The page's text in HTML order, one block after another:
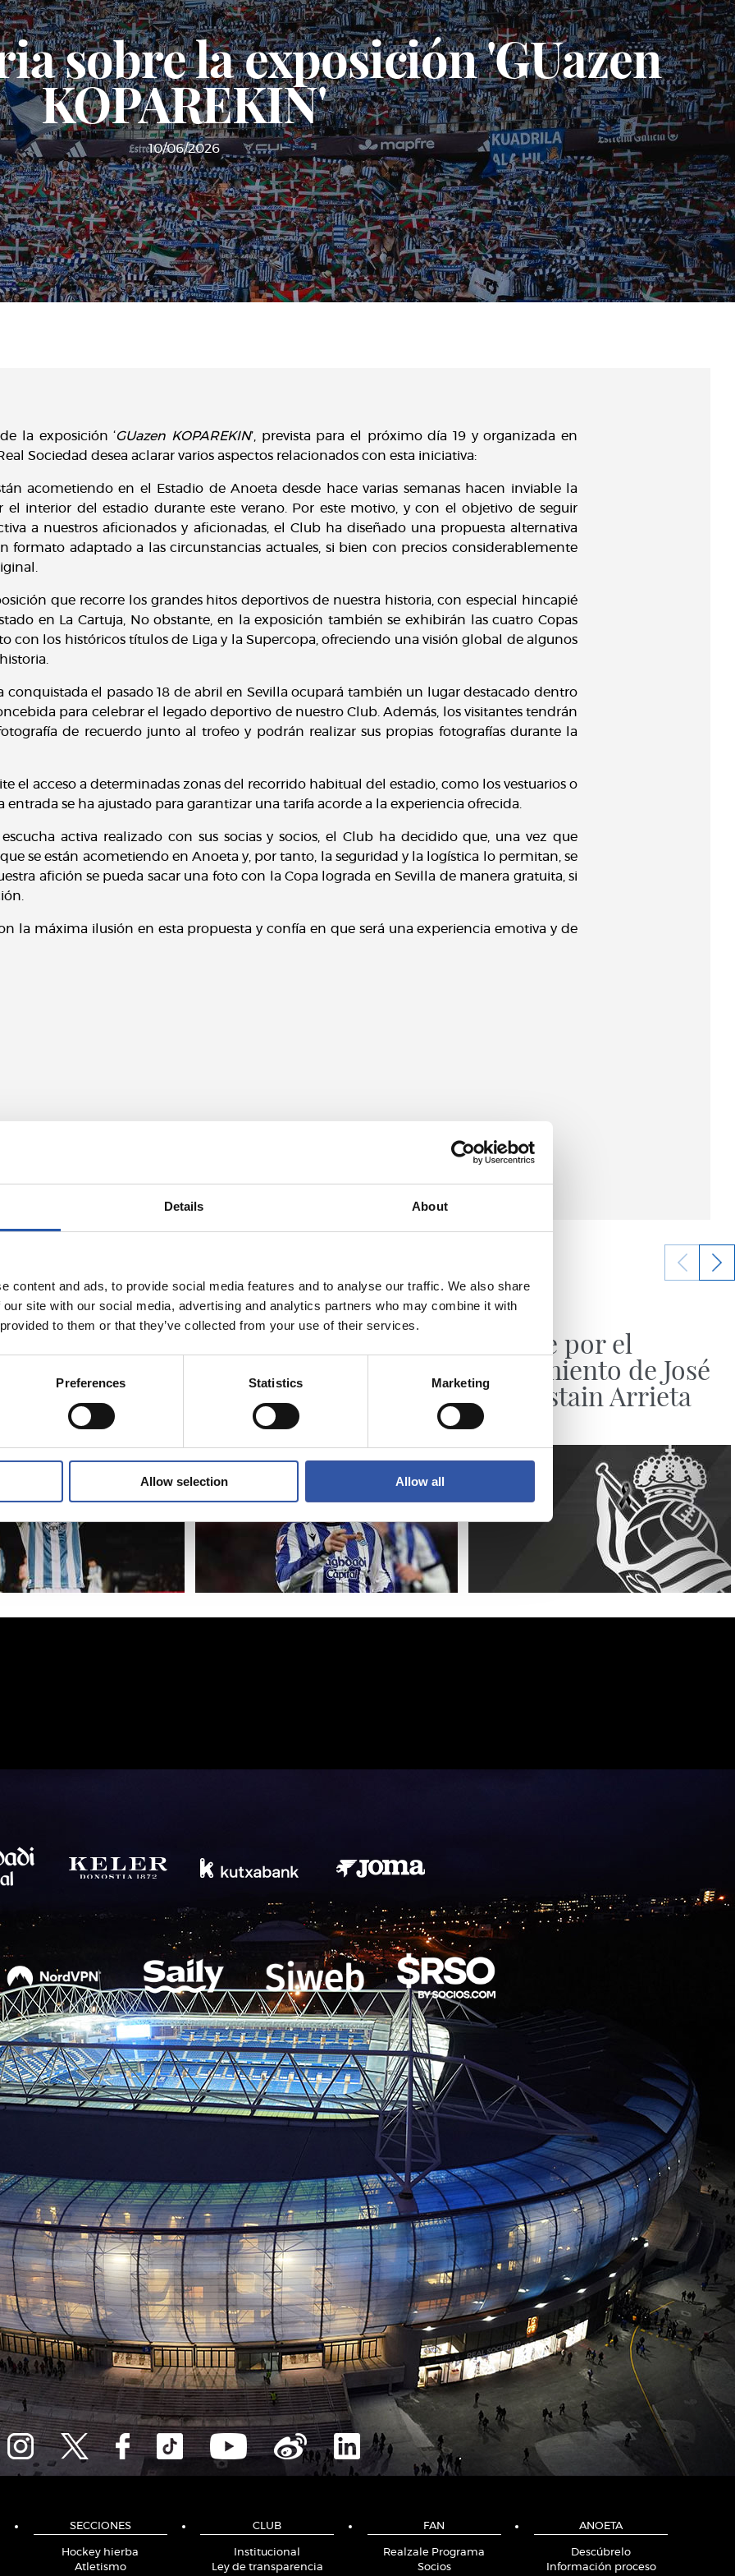
Details About
content and ads, to provide social media features and to analyse our traffic. We also share
site with our social media, advertising and analytics partners who may combine it with
to them or that they’ve collected from your use of their services.
Preferences Statistics Marketing
Allow selection Allow all
sobre la exposición 'GUazen
KOPAREKIN'
10/06/2026
la exposición ‘GUazen KOPAREKIN’, prevista para el próximo día 19 y organizada en
Sociedad desea aclarar varios aspectos relacionados con esta iniciativa:
acometiendo en el Estadio de Anoeta desde hace varias semanas hacen inviable la
interior del estadio durante este verano. Por este motivo, y con el objetivo de seguir
a nuestros aficionados y aficionadas, el Club ha diseñado una propuesta alternativa
adaptado a las circunstancias actuales, si bien con precios considerablemente
que recorre los grandes hitos deportivos de nuestra historia, con especial hincapié
en La Cartuja, No obstante, en la exposición también se exhibirán las cuatro Copas
con los históricos títulos de Liga y la Supercopa, ofreciendo una visión global de algunos
conquistada el pasado 18 de abril en Sevilla ocupará también un lugar destacado dentro
para celebrar el legado deportivo de nuestro Club. Además, los visitantes tendrán
de recuerdo junto al trofeo y podrán realizar sus propias fotografías durante la
el acceso a determinadas zonas del recorrido habitual del estadio, como los vestuarios o
se ha ajustado para garantizar una tarifa acorde a la experiencia ofrecida.
activa realizado con sus socias y socios, el Club ha decidido que, una vez que
se están acometiendo en Anoeta y, por tanto, la seguridad y la logística lo permitan, se
afición se pueda sacar una foto con la Copa lograda en Sevilla de manera gratuita, si
la máxima ilusión en esta propuesta y confía en que será una experiencia emotiva y de
que han
28/02/2026
HISTORIA
¡Mil veces Real!
28/09/2025
Pésame por el
fallecimiento de José
Araquistain Arrieta
SECCIONES
Hockey hierba
Atletismo
CLUB
Institucional
Ley de transparencia
FAN
Realzale Programa
Socios
ANOETA
Descúbrelo
Información proceso